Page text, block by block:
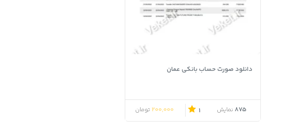
دانلود صورت حساب بانکی عمان
875 نمایش 1 قیمت اصلی 240,000 تومان بود.
200,000 تومان